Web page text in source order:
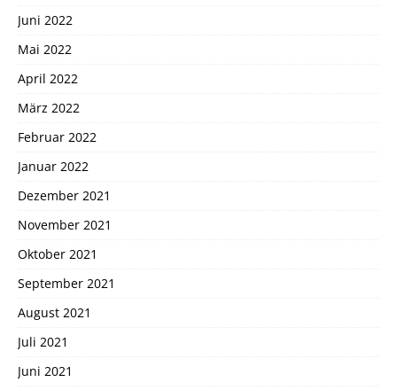
Juni 2022
Mai 2022
April 2022
März 2022
Februar 2022
Januar 2022
Dezember 2021
November 2021
Oktober 2021
September 2021
August 2021
Juli 2021
Juni 2021